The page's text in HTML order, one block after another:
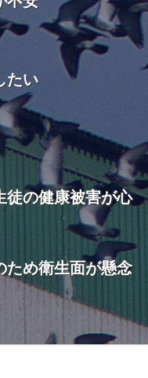
たい
徒の健康被害が心
ため衛生面が懸念